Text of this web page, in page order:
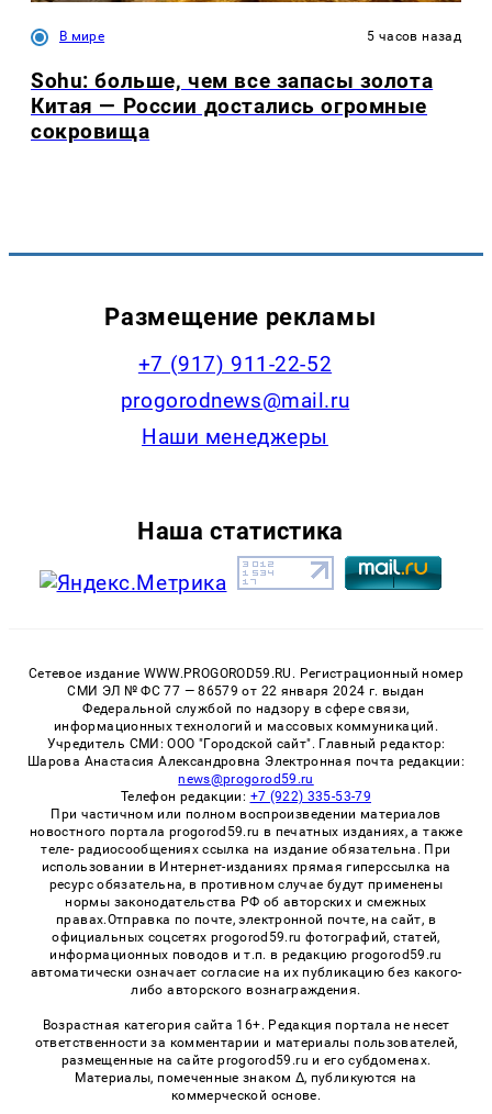
В мире 5 часов назад
Sohu: больше, чем все запасы золота
Китая — России достались огромные
сокровища
Размещение рекламы
+7 (917) 911-22-52
progorodnews@mail.ru
Наши менеджеры
Наша статистика
Сетевое издание WWW.PROGOROD59.RU. Регистрационный номер
СМИ ЭЛ № ФС 77 — 86579 от 22 января 2024 г. выдан
Федеральной службой по надзору в сфере связи,
информационных технологий и массовых коммуникаций.
Учредитель СМИ: ООО "Городской сайт". Главный редактор:
Шарова Анастасия Александровна Электронная почта редакции:
news@progorod59.ru
Телефон редакции: +7 (922) 335-53-79
При частичном или полном воспроизведении материалов
новостного портала progorod59.ru в печатных изданиях, а также
теле- радиосообщениях ссылка на издание обязательна. При
использовании в Интернет-изданиях прямая гиперссылка на
ресурс обязательна, в противном случае будут применены
нормы законодательства РФ об авторских и смежных
правах.Отправка по почте, электронной почте, на сайт, в
официальных соцсетях progorod59.ru фотографий, статей,
информационных поводов и т.п. в редакцию progorod59.ru
автоматически означает согласие на их публикацию без какого-
либо авторского вознаграждения.
Возрастная категория сайта 16+. Редакция портала не несет
ответственности за комментарии и материалы пользователей,
размещенные на сайте progorod59.ru и его субдоменах.
Материалы, помеченные знаком Δ, публикуются на
коммерческой основе.